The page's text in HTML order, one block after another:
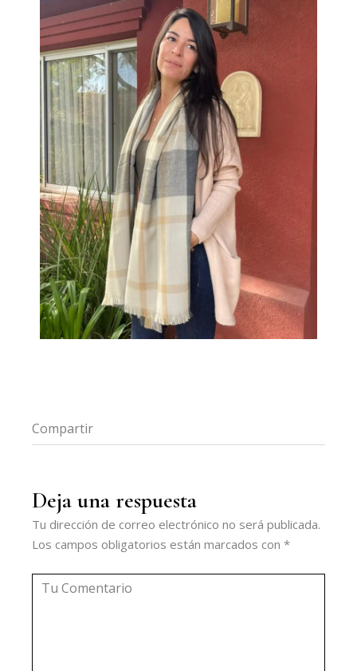
Compartir
Deja una respuesta
Tu dirección de correo electrónico no será publicada.
Los campos obligatorios están marcados con*